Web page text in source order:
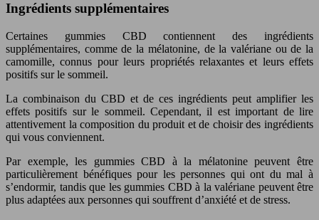
Ingrédients supplémentaires
Certaines gummies CBD contiennent des ingrédients
supplémentaires, comme de la mélatonine, de la valériane ou de la
camomille, connus pour leurs propriétés relaxantes et leurs effets
positifs sur le sommeil.
La combinaison du CBD et de ces ingrédients peut amplifier les
effets positifs sur le sommeil. Cependant, il est important de lire
attentivement la composition du produit et de choisir des ingrédients
qui vous conviennent.
Par exemple, les gummies CBD à la mélatonine peuvent être
particulièrement bénéfiques pour les personnes qui ont du mal à
s’endormir, tandis que les gummies CBD à la valériane peuvent être
plus adaptées aux personnes qui souffrent d’anxiété et de stress.